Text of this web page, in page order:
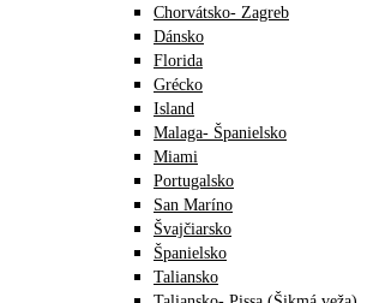
Chorvátsko- Zagreb
Dánsko
Florida
Grécko
Island
Malaga- Španielsko
Miami
Portugalsko
San Maríno
Švajčiarsko
Španielsko
Taliansko